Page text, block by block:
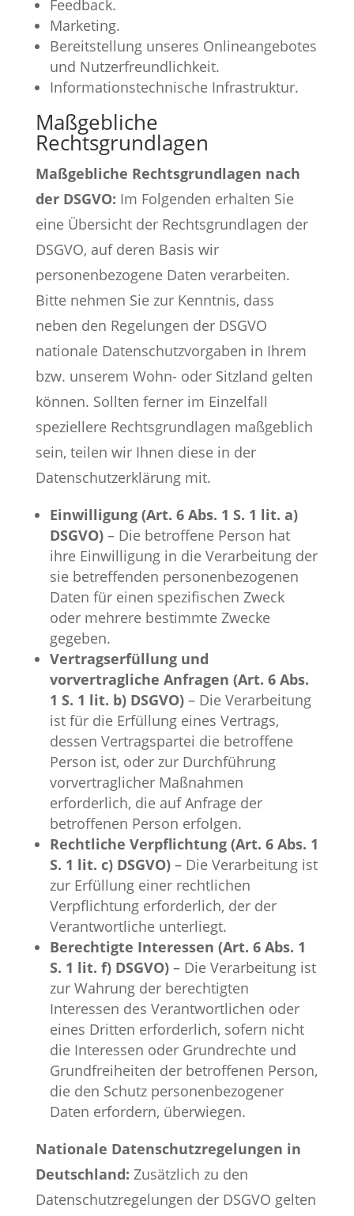
Feedback.
Marketing.
Bereitstellung unseres Onlineangebotes
und Nutzerfreundlichkeit.
Informationstechnische Infrastruktur.
Maßgebliche
Rechtsgrundlagen
Maßgebliche Rechtsgrundlagen nach
der DSGVO: Im Folgenden erhalten Sie
eine Übersicht der Rechtsgrundlagen der
DSGVO, auf deren Basis wir
personenbezogene Daten verarbeiten.
Bitte nehmen Sie zur Kenntnis, dass
neben den Regelungen der DSGVO
nationale Datenschutzvorgaben in Ihrem
bzw. unserem Wohn- oder Sitzland gelten
können. Sollten ferner im Einzelfall
speziellere Rechtsgrundlagen maßgeblich
sein, teilen wir Ihnen diese in der
Datenschutzerklärung mit.
Einwilligung (Art. 6 Abs. 1 S. 1 lit. a)
DSGVO)– Die betroffene Person hat
ihre Einwilligung in die Verarbeitung der
sie betreffenden personenbezogenen
Daten für einen spezifischen Zweck
oder mehrere bestimmte Zwecke
gegeben.
Vertragserfüllung und
vorvertragliche Anfragen (Art. 6 Abs.
1 S. 1 lit. b) DSGVO)– Die Verarbeitung
ist für die Erfüllung eines Vertrags,
dessen Vertragspartei die betroffene
Person ist, oder zur Durchführung
vorvertraglicher Maßnahmen
erforderlich, die auf Anfrage der
betroffenen Person erfolgen.
Rechtliche Verpflichtung (Art. 6 Abs. 1
S. 1 lit. c) DSGVO)– Die Verarbeitung ist
zur Erfüllung einer rechtlichen
Verpflichtung erforderlich, der der
Verantwortliche unterliegt.
Berechtigte Interessen (Art. 6 Abs. 1
S. 1 lit. f) DSGVO)– Die Verarbeitung ist
zur Wahrung der berechtigten
Interessen des Verantwortlichen oder
eines Dritten erforderlich, sofern nicht
die Interessen oder Grundrechte und
Grundfreiheiten der betroffenen Person,
die den Schutz personenbezogener
Daten erfordern, überwiegen.
Nationale Datenschutzregelungen in
Deutschland: Zusätzlich zu den
Datenschutzregelungen der DSGVO gelten